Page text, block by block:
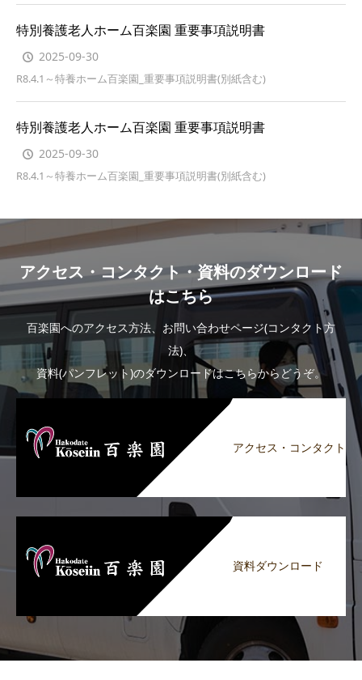
特別養護老人ホーム百楽園 重要事項説明書
2025-09-30
R8.4.1～特養ホーム百楽園_重要事項説明書(別紙含む)
特別養護老人ホーム百楽園 重要事項説明書
2025-09-30
R8.4.1～特養ホーム百楽園_重要事項説明書(別紙含む)
アクセス・コンタクト・資料のダウンロード
はこちら
百楽園へのアクセス方法、お問い合わせページ(コンタクト方
法)、
資料(パンフレット)のダウンロードはこちらからどうぞ。
アクセス・コンタクト
資料ダウンロード